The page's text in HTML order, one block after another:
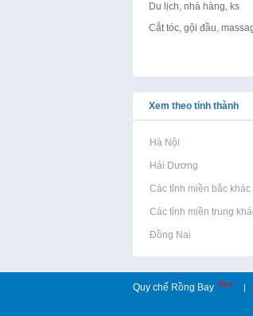
Du lịch, nhà hàng, ks
Cắt tóc, gội đầu,
Xem theo tỉnh thành
Rao vặt tại Hà Nội
Rao vặt tại Hải Dương
Rao vặt tại Các tỉnh miền bắc khác
Rao
Rao vặt tại Các tỉnh miền trungRao
Rao vặt tại Đồng Nai
Quy chế Rồng Bay New |